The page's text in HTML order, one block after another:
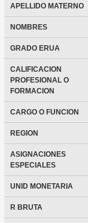
APELLIDO MATERNO
NOMBRES
GRADO ERUA
CALIFICACION
PROFESIONAL O
FORMACION
CARGO O FUNCION
REGION
ASIGNACIONES
ESPECIALES
UNID MONETARIA
R BRUTA